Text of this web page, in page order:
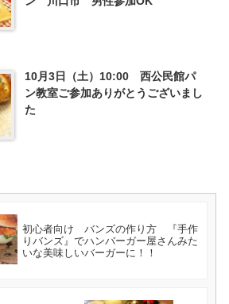
10月3日（土）10:00 西公民館パ
ン教室ご参加ありがとうございまし
た
初心者向け バンズの作り方 『手作
りバンズ』でハンバーガー屋さんみた
いな美味しいバーガーに！！